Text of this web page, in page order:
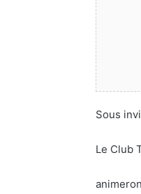
Sous
Le Club